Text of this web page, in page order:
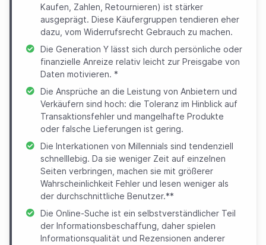
Kaufen, Zahlen, Retournieren) ist stärker
ausgeprägt. Diese Käufergruppen tendieren eher
dazu, vom Widerrufsrecht Gebrauch zu machen.
Die Generation Y lässt sich durch persönliche oder
finanzielle Anreize relativ leicht zur Preisgabe von
Daten motivieren. *
Die Ansprüche an die Leistung von Anbietern und
Verkäufern sind hoch: die Toleranz im Hinblick auf
Transaktionsfehler und mangelhafte Produkte
oder falsche Lieferungen ist gering.
Die Interkationen von Millennials sind tendenziell
schnelllebig. Da sie weniger Zeit auf einzelnen
Seiten verbringen, machen sie mit größerer
Wahrscheinlichkeit Fehler und lesen weniger als
der durchschnittliche Benutzer.**
Die Online-Suche ist ein selbstverständlicher Teil
der Informationsbeschaffung, daher spielen
Informationsqualität und Rezensionen anderer